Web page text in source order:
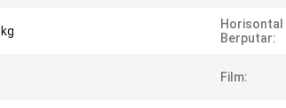
Horisontal
Berputar:
Film: